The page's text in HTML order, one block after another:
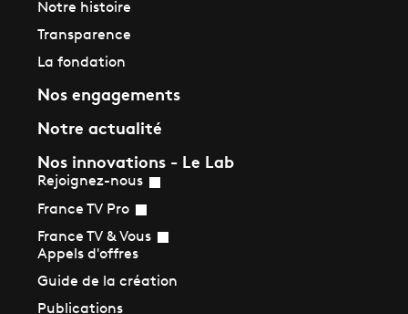
Notre histoire
Transparence
La fondation
Nos engagements
Notre actualité
Nos innovations - Le Lab
Rejoignez-nous
France TV Pro
France TV & Vous
Appels d'offres
Guide de la création
Publications